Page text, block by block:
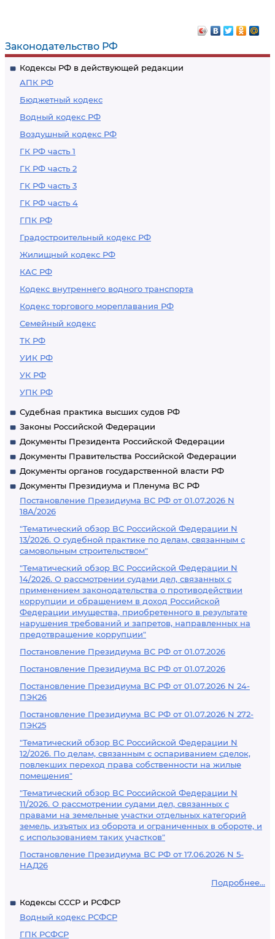
Законодательство РФ
Кодексы РФ в действующей редакции
АПК РФ
Бюджетный кодекс
Водный кодекс РФ
Воздушный кодекс РФ
ГК РФ часть 1
ГК РФ часть 2
ГК РФ часть 3
ГК РФ часть 4
ГПК РФ
Градостроительный кодекс РФ
Жилищный кодекс РФ
КАС РФ
Кодекс внутреннего водного транспорта
Кодекс торгового мореплавания РФ
Семейный кодекс
ТК РФ
УИК РФ
УК РФ
УПК РФ
Судебная практика высших судов РФ
Законы Российской Федерации
Документы Президента Российской Федерации
Документы Правительства Российской Федерации
Документы органов государственной власти РФ
Документы Президиума и Пленума ВС РФ
Постановление Президиума ВС РФ от 01.07.2026 N
18А/2026
"Тематический обзор ВС Российской Федерации N
13/2026. О судебной практике по делам, связанным с
самовольным строительством"
"Тематический обзор ВС Российской Федерации N
14/2026. О рассмотрении судами дел, связанных с
применением законодательства о противодействии
коррупции и обращением в доход Российской
Федерации имущества, приобретенного в результате
нарушения требований и запретов, направленных на
предотвращение коррупции"
Постановление Президиума ВС РФ от 01.07.2026
Постановление Президиума ВС РФ от 01.07.2026
Постановление Президиума ВС РФ от 01.07.2026 N 24-
ПЭК26
Постановление Президиума ВС РФ от 01.07.2026 N 272-
ПЭК25
"Тематический обзор ВС Российской Федерации N
12/2026. По делам, связанным с оспариванием сделок,
повлекших переход права собственности на жилые
помещения"
"Тематический обзор ВС Российской Федерации N
11/2026. О рассмотрении судами дел, связанных с
правами на земельные участки отдельных категорий
земель, изъятых из оборота и ограниченных в обороте, и
с использованием таких участков"
Постановление Президиума ВС РФ от 17.06.2026 N 5-
НАД26
Подробнее...
Кодексы СССР и РСФСР
Водный кодекс РСФСР
ГПК РСФСР